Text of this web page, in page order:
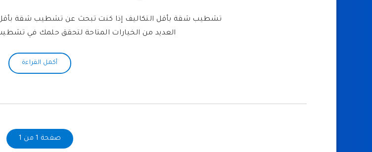
تشطيب شقة بأقل التكاليف إذا كنت تبحث عن تشطيب شقة بأقل
العديد من الخيارات المتاحة لتحقق حلمك في
أكمل القراءة
صفحة 1 من 1